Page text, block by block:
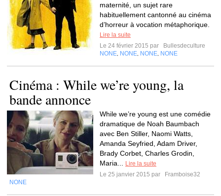
maternité, un sujet rare
habituellement cantonné au cinéma
d’horreur à vocation métaphorique.
Lire la suite
Le 24 février 2015 par
Bullesdeculture
NONE NONE NONE NONE
Cinéma : While we’re young, la
bande annonce
While we’re young est une comédie
dramatique de Noah Baumbach
avec Ben Stiller, Naomi Watts,
Amanda Seyfried, Adam Driver,
Brady Corbet, Charles Grodin,
Maria...
Lire la suite
Le 25 janvier 2015 par
Framboise32
NONE